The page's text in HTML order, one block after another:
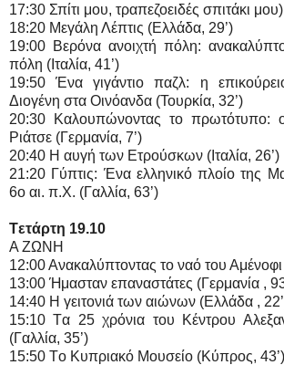
17:30 Σπίτι μου, τραπεζοειδές σπιτάκι
18:20 Μεγάλη Λέπτις (Ελλάδα, 29’)
19:00 Βερόνα ανοιχτή πόλη:
πόλη (Ιταλία, 41’)
19:50 Ένα γιγάντιο παζλ: η
Διογένη στα Οινόανδα (Τουρκία, 32’)
20:30 Καλουπώνοντας το πρωτότυπο:
Ριάτσε (Γερμανία, 7’)
20:40 H αυγή των Ετρούσκων (Ιταλία, 26’)
21:20 Γύπτις: Ένα ελληνικό πλοίο της
6ο αι. π.Χ. (Γαλλία, 63’)
Tετάρτη 19.10
Α ΖΩΝΗ
12:00 Ανακαλύπτοντας το ναό του Αμένοφι
13:00 Ήμασταν επαναστάτες (Γερμανία ,
14:40 H γειτονιά των αιώνων (Ελλάδα ,
15:10 Tα 25 χρόνια του Κέντρου
(Γαλλία, 35’)
15:50 Tο Κυπριακό Μουσείο (Κύπρος, 43’)